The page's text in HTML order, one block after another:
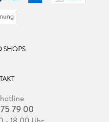
SHOPS
79 00